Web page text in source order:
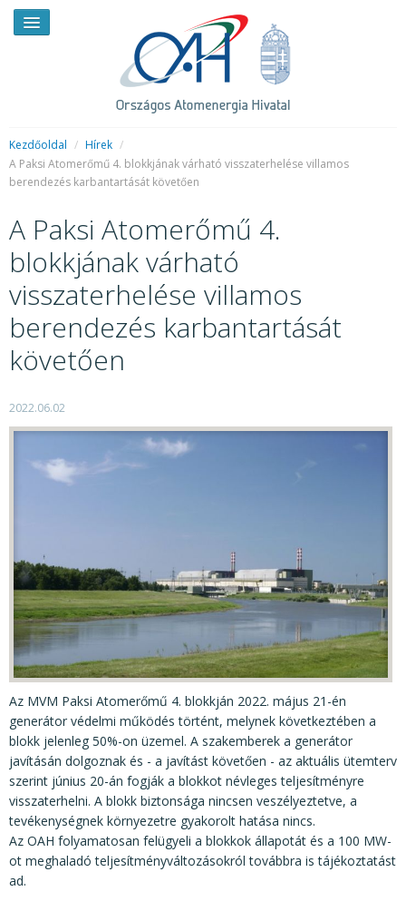
HÍREK
RENDKÍVÜLI HÍREK
SAJTÓSZOBA
HIRDETMÉNYEK
BEMUTATKOZÁS
FELADATOK
KÖZÉRDEKŰ ADATOK
JOGI SZABÁLYOZÁS, ÚTMUTATÓK
KIADVÁNYOK, JELENTÉSEK
E-ÜGYINTÉZÉS
Kezdőoldal / Hírek /
A Paksi Atomerőmű 4. blokkjának várható visszaterhelése villamos
berendezés karbantartását követően
A Paksi Atomerőmű 4.
blokkjának várható
visszaterhelése villamos
berendezés karbantartását
követően
2022.06.02
Az MVM Paksi Atomerőmű 4. blokkján 2022. május 21-én
generátor védelmi működés történt, melynek következtében a
blokk jelenleg 50%-on üzemel. A szakemberek a generátor
javításán dolgoznak és - a javítást követően - az aktuális ütemterv
szerint június 20-án fogják a blokkot névleges teljesítményre
visszaterhelni. A blokk biztonsága nincsen veszélyeztetve, a
tevékenységnek környezetre gyakorolt hatása nincs.
Az OAH folyamatosan felügyeli a blokkok állapotát és a 100 MW-
ot meghaladó teljesítményváltozásokról továbbra is tájékoztatást
ad.